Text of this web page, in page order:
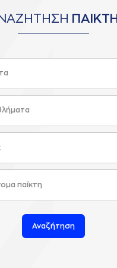
ΠΑΙΚΤΗ
Αναζήτηση